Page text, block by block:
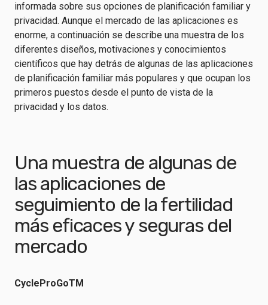
informada sobre sus opciones de planificación familiar y
privacidad. Aunque el mercado de las aplicaciones es
enorme, a continuación se describe una muestra de los
diferentes diseños, motivaciones y conocimientos
científicos que hay detrás de algunas de las aplicaciones
de planificación familiar más populares y que ocupan los
primeros puestos desde el punto de vista de la
privacidad y los datos.
Una muestra de algunas de
las aplicaciones de
seguimiento de la fertilidad
más eficaces y seguras del
mercado
CycleProGoTM